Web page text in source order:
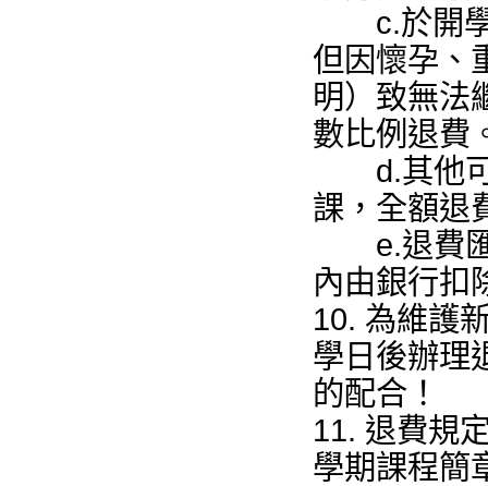
c.於開學
但因懷孕、
明）致無法
數比例退費
d.其他可
課，全額退
e.退費匯
內由銀行扣
10. 為維護
學日後辦理
的配合！
11. 退費規
學期課程簡